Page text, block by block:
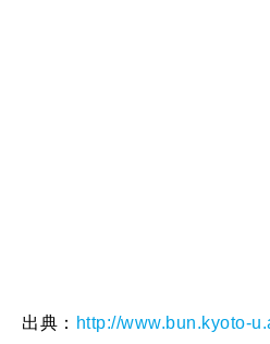
出典： http://www.bun.kyoto-